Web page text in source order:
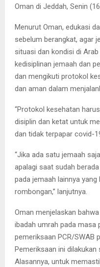
Oman di Jeddah, Senin
Menurut Oman, edukasi
sebelum berangkat, agar
situasi dan kondisi di
kedisiplinan jemaah dan
dan mengikuti protokol
dan aman dalam
“Protokol kesehatan
disiplin dan ketat untuk
dan tidak terpapar covid-
“Jika ada satu jemaah
apalagi saat sudah
pada jemaah lainnya
rombongan,” lanjutnya.
Oman menjelaskan
ibadah umrah pada masa
pemeriksaan PCR/SWAB
Pemeriksaan ini
Alasannya, untuk